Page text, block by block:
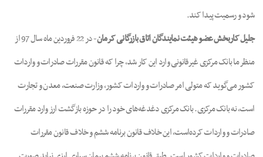
شود و رسمیت پیدا کند.
جلیل کاربخش عضو هیئت نمایندگان اتاق بازرگانی کرمان
- در 22 فروردین ماه سال 97 از
منظر ما بانک مرکزی غیرقانونی وارد این کار شد، چرا که قانون مقررات صادرات و واردات
کشور می‌گوید که متولی امر صادرات و واردات کشور، وزارت صنعت، معدن و تجارت
است، نه بانک مرکزی. بانک مرکزی دغدغه‌های خود را در حوزه بازگشت ارز وارد مقررات
صادرات و واردات کرده‌است، این خلاف قانون برنامه ششم و خلاف قانون مقررات